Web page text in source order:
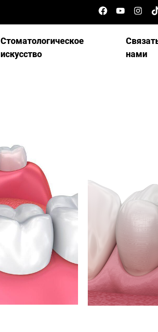
Стоматологическое
искусство
нами